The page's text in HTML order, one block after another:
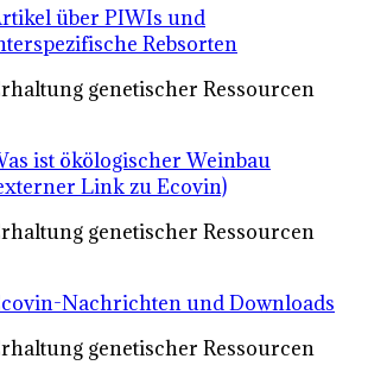
über PIWIs und
Rebsorten
genetischer Ressourcen
ist ökölogischer Weinbau
Link zu Ecovin)
genetischer Ressourcen
Nachrichten und Downloads
genetischer Ressourcen